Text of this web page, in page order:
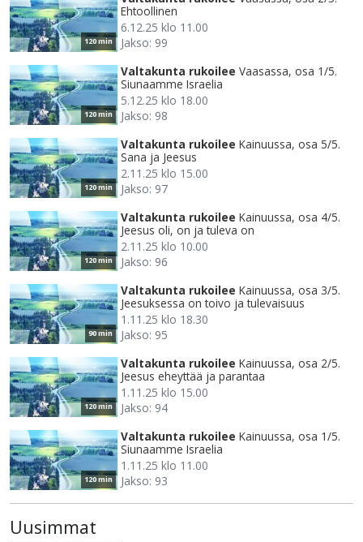
120 min
Ehtoollinen
6.12.25 klo 11.00
Jakso: 99
120 min
Valtakunta rukoilee Vaasassa, osa 1/5.
Siunaamme Israelia
5.12.25 klo 18.00
Jakso: 98
120 min
Valtakunta rukoilee Kainuussa, osa 5/5.
Sana ja Jeesus
2.11.25 klo 15.00
Jakso: 97
120 min
Valtakunta rukoilee Kainuussa, osa 4/5.
Jeesus oli, on ja tuleva on
2.11.25 klo 10.00
Jakso: 96
90 min
Valtakunta rukoilee Kainuussa, osa 3/5.
Jeesuksessa on toivo ja tulevaisuus
1.11.25 klo 18.30
Jakso: 95
120 min
Valtakunta rukoilee Kainuussa, osa 2/5.
Jeesus eheyttää ja parantaa
1.11.25 klo 15.00
Jakso: 94
120 min
Valtakunta rukoilee Kainuussa, osa 1/5.
Siunaamme Israelia
1.11.25 klo 11.00
Jakso: 93
Uusimmat